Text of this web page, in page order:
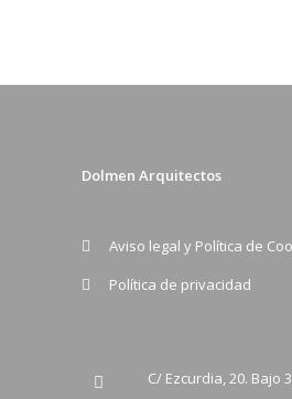
Dolmen Arquitectos
Aviso legal y Política de
Política de privacidad
C/ Ezcurdia, 20. Bajo